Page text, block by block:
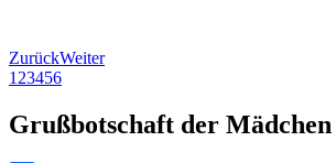
ZurückWeiter
123456
Grußbotschaft der Mädchen